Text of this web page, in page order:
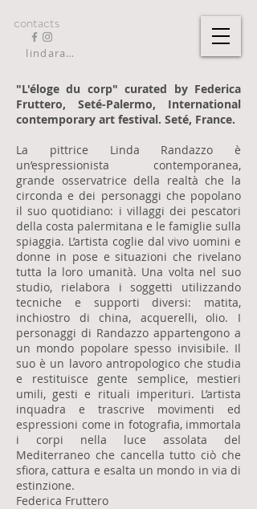
lindarandazzo9@gmail.com
contacts
"L'éloge du corp" curated by Federica
Fruttero, Seté-Palermo, International
contemporary art festival. Seté, France.
La pittrice Linda Randazzo è
un’espressionista contemporanea,
grande osservatrice della realtà che la
circonda e dei personaggi che popolano
il suo quotidiano: i villaggi dei pescatori
della costa palermitana e le famiglie sulla
spiaggia. L’artista coglie dal vivo uomini e
donne in pose e situazioni che rivelano
tutta la loro umanità. Una volta nel suo
studio, rielabora i soggetti utilizzando
tecniche e supporti diversi: matita,
inchiostro di china, acquerelli, olio. I
personaggi di Randazzo appartengono a
un mondo popolare spesso invisibile. Il
suo è un lavoro antropologico che studia
e restituisce gente semplice, mestieri
umili, gesti e rituali imperituri. L’artista
inquadra e trascrive movimenti ed
espressioni come in fotografia, immortala
i corpi nella luce assolata del
Mediterraneo che cancella tutto ciò che
sfiora, cattura e esalta un mondo in via di
estinzione.
Federica Fruttero